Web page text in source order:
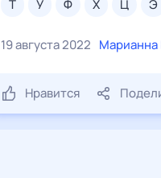
т
у ф х ц э
19 августа 2022 Марианна
Нравится